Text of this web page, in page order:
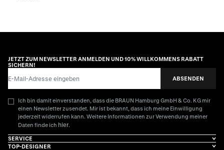
JETZT ZUM NEWSLETTER ANMELDEN UND 10% WILLKOMMENS RABATT
SICHERN!
ABSENDEN
Ich bin damit einverstanden, dass die BRAUN Hamburg GmbH & Co. KG mir
einen Newsletter zusendet. Mir ist bekannt, dass ich meine Einwilligung
jederzeit widerrufen kann. Weitere Informationen zur Verwendung meiner
Daten finde ich hier.
SERVICE
TOP-DESIGNER